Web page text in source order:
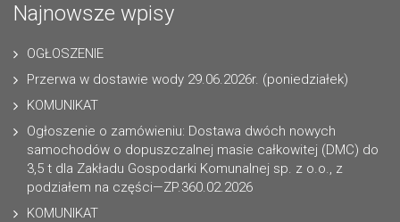
Najnowsze wpisy
OGŁOSZENIE
Przerwa w dostawie wody 29.06.2026r. (poniedziałek)
KOMUNIKAT
Ogłoszenie o zamówieniu: Dostawa dwóch nowych
samochodów o dopuszczalnej masie całkowitej (DMC) do
3,5 t dla Zakładu Gospodarki Komunalnej sp. z o.o., z
podziałem na części—ZP.360.02.2026
KOMUNIKAT